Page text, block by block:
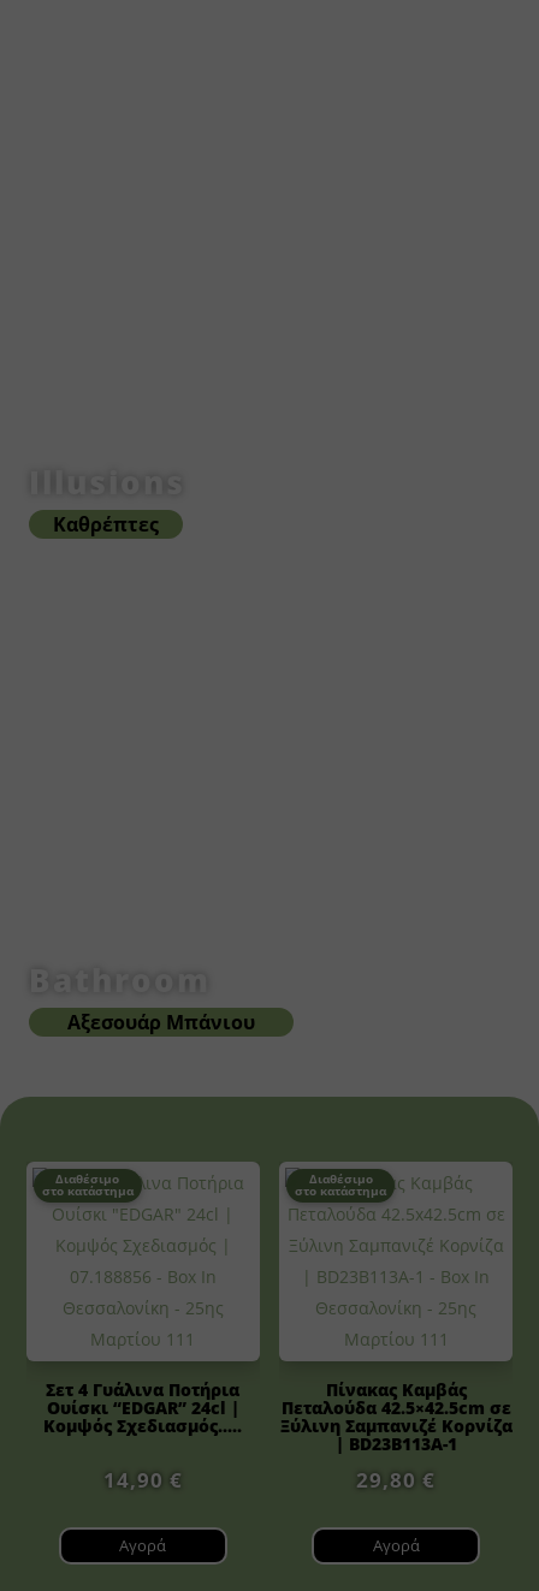
Καθρέπτες
Bathroom
Αξεσουάρ Μπάνιου
Διαθέσιμο
στο κατάστημα
Σετ 4 Γυάλινα Ποτήρια
Ουίσκι “EDGAR” 24cl |
Κομψός Σχεδιασμός.....
14,90 €
Αγορά
Διαθέσιμο
στο κατάστημα
Πίνακας Καμβάς
Πεταλούδα 42.5×42.5cm σε
Ξύλινη Σαμπανιζέ Κορνίζα
| BD23B113A-1
29,80€
Αγορά